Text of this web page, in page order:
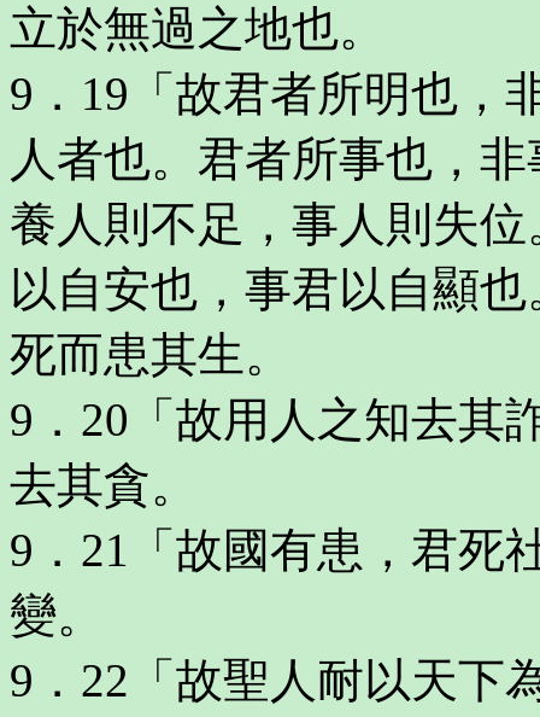
立於無過之地也。
9．19「故君者所明也，
人者也。君者所事也，
養人則不足，事人則失
以自安也，事君以自顯
死而患其生。
9．20「故用人之知去其
去其貪。
9．21「故國有患，君死
變。
9．22「故聖人耐以天下